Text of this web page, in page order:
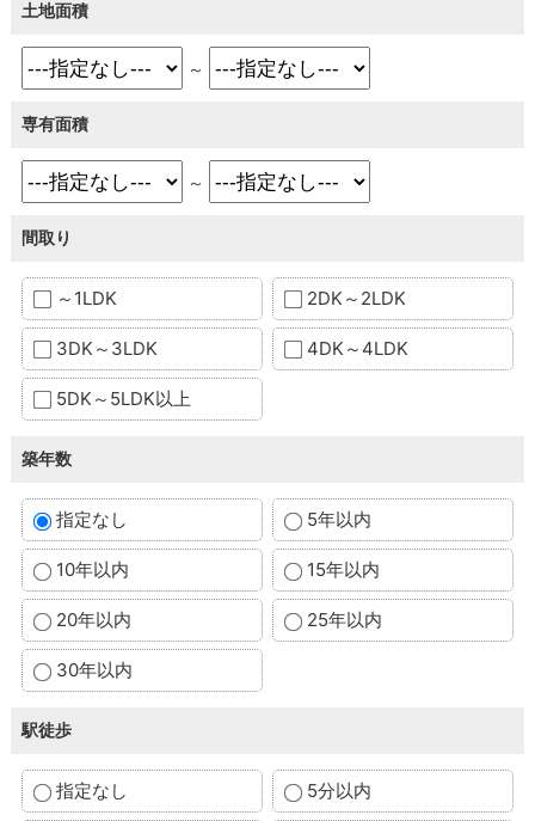
土地面積
～
専有面積
～
間取り
～1LDK 2DK～2LDK
3DK～3LDK 4DK～4LDK
5DK～5LDK以上
築年数
指定なし 5年以内
10年以内 15年以内
20年以内 25年以内
30年以内
駅徒歩
指定なし 5分以内